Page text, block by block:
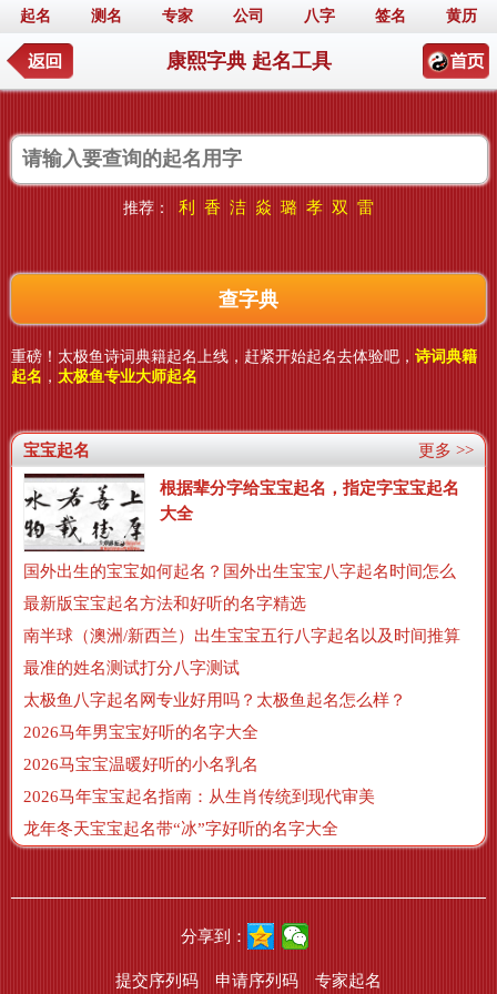
起名 测名 专家 公司 八字 签名 黄历
康熙字典 起名工具
推荐： 利 香 洁 焱 璐 孝 双 雷
重磅！太极鱼诗词典籍起名上线，赶紧开始起名去体验吧， 诗词典籍
起名 ， 太极鱼专业大师起名
更多 >>
宝宝起名
根据辈分字给宝宝起名，指定字宝宝起名
大全
最新版宝宝起名方法和好听的名字精选
南半球（澳洲/新西兰）出生宝宝五行八字起名以及时间推算
最准的姓名测试打分八字测试
太极鱼八字起名网专业好用吗？太极鱼起名怎么样？
2026马年男宝宝好听的名字大全
2026马宝宝温暖好听的小名乳名
2026马年宝宝起名指南：从生肖传统到现代审美
龙年冬天宝宝起名带“冰”字好听的名字大全
分享到：
提交序列码 申请序列码 专家起名